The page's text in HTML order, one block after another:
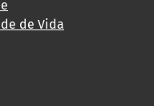
de Vida